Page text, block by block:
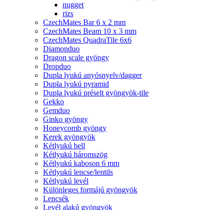
nugget
rizs
CzechMates Bar 6 x 2 mm
CzechMates Beam 10 x 3 mm
CzechMates QuadraTile 6x6
Diamonduo
Dragon scale gyöngy
Dropduo
Dupla lyukú anyósnyelv/dagger
Dupla lyukú pyramid
Dupla lyukú préselt gyöngyök-tile
Gekko
Gemduo
Ginko gyöngy
Honeycomb gyöngy
Kerek gyöngyök
Kétlyukú bell
Kétlyukú háromszög
Kétlyukú kaboson 6 mm
Kétlyukú lencse/lentils
Kétlyukú levél
Különleges formájú gyöngyök
Lencsék
Levél alakú gyöngyök